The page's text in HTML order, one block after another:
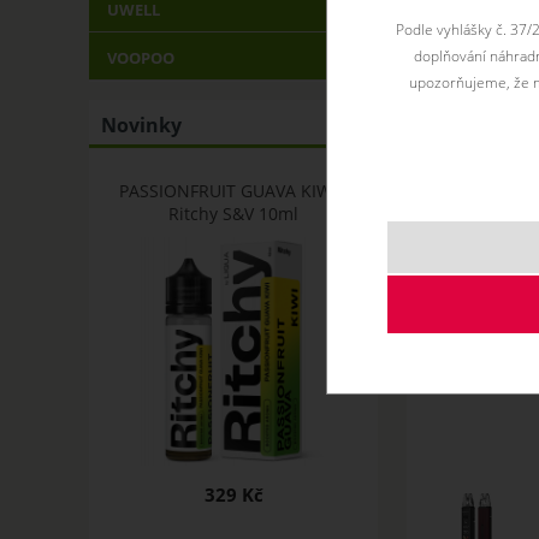
UWELL
VOOPOO
Novinky
PASSIONFRUIT GUAVA KIWI -
Ritchy S&V 10ml
329 Kč
Podle vyhlášky č.
doplňování
upozorňujeme, že